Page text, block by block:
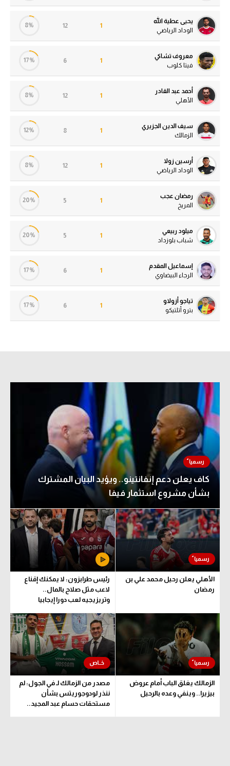
يحيى عطية الله
الوداد الرياضي
1
12
8%
معروف تشاكي
فيتا كلوب
1
6
17%
أحمد عبد القادر
الأهلي
1
12
8%
سيف الدين الجزيري
الزمالك
1
8
12%
أرسين زولا
الوداد الرياضي
1
12
8%
رمضان عجب
المريخ
1
5
20%
ميلود ربيعي
شباب بلوزداد
1
5
20%
إسماعيل المقدم
الرجاء البيضاوي
1
6
17%
تياجو أزولاو
بترو أتلتيكو
1
6
17%
كاف يعلن دعم إنفانتينو.. ويؤيد البيان المشترك
بشأن مشروع استثمار فيفا
الأهلي يعلن رحيل محمد علي بن
رمضان
رئيس طرابزون: لا يمكنك إقناع
لاعب مثل صلاح بالمال..
وتريزيجيه لعب دورا إيجابيا
الزمالك يغلق الباب أمام عروض
بيزيرا.. وينفي وعده بالرحيل
مصدر من الزمالك لـ في الجول: لم
ننذر لودوجوريتس بشأن
مستحقات حسام عبد المجيد..